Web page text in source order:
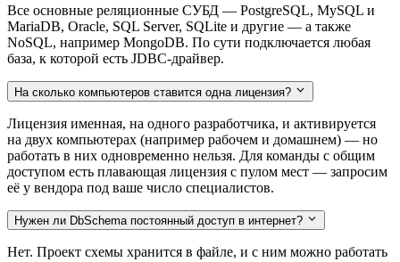
Все основные реляционные СУБД — PostgreSQL, MySQL и
MariaDB, Oracle, SQL Server, SQLite и другие — а также
NoSQL, например MongoDB. По сути подключается любая
база, к которой есть JDBC-драйвер.
На сколько компьютеров ставится одна лицензия?
Лицензия именная, на одного разработчика, и активируется
на двух компьютерах (например рабочем и домашнем) — но
работать в них одновременно нельзя. Для команды с общим
доступом есть плавающая лицензия с пулом мест — запросим
её у вендора под ваше число специалистов.
Нужен ли DbSchema постоянный доступ в интернет?
Нет. Проект схемы хранится в файле, и с ним можно работать